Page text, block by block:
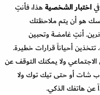
اختبار الشخصيةهذا، فأنتِ
هو أن يتم ملاحظتك
أنتِ غامضة وتحبين
أحياناً قرارات خطيرة.
ولا يمكنك التوقف عن
شات أو حتى تيك توك ولا
عن هاتفك الذكي.